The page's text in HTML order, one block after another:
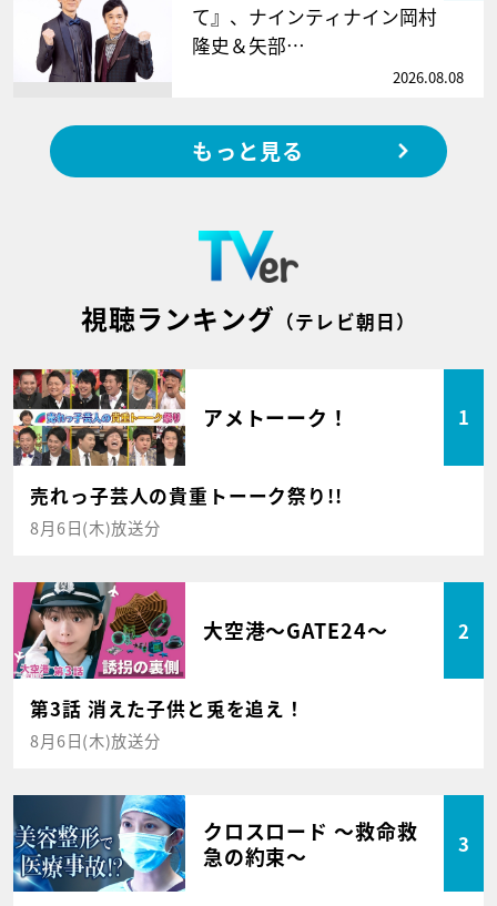
て』、ナインティナイン岡村
隆史＆矢部…
2026.08.08
もっと見る
視聴ランキング （テレビ朝日）
アメトーーク！ 1
売れっ子芸人の貴重トーーク祭り!!
8月6日(木)放送分
大空港～GATE24～ 2
第3話 消えた子供と兎を追え！
8月6日(木)放送分
クロスロード ～救命救
急の約束～
3